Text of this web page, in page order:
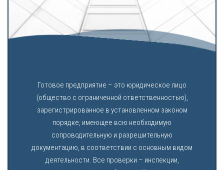
Готовое предприятие – это юридическое лицо
(общество с ограниченной ответственностью),
зарегистрированное в установленном законом
порядке, имеющее всю необходимую
сопроводительную и разрешительную
документацию, в соответствии с основным видом
деятельности. Все проверки – инспекции,